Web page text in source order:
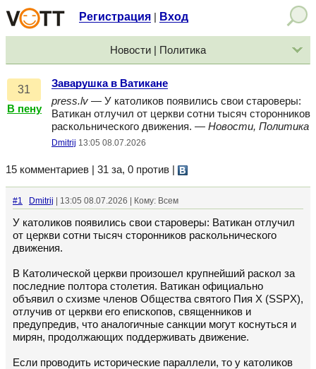
Регистрация Вход
Новости | Политика
31
В пену
Заварушка в Ватикане
press.lv — У католиков появились свои староверы:
Ватикан отлучил от церкви сотни тысяч сторонников
раскольнического движения. — Новости, Политика
Dmitrij 13:05 08.07.2026
15 комментариев | 31 за, 0 против
#1 Dmitrij | 13:05 08.07.2026 | Кому: Всем
У католиков появились свои староверы: Ватикан отлучил
от церкви сотни тысяч сторонников раскольнического
движения.
В Католической церкви произошел крупнейший раскол за
последние полтора столетия. Ватикан официально
объявил о схизме членов Общества святого Пия X (SSPX),
отлучив от церкви его епископов, священников и
предупредив, что аналогичные санкции могут коснуться и
мирян, продолжающих поддерживать движение.
Если проводить исторические параллели, то у католиков